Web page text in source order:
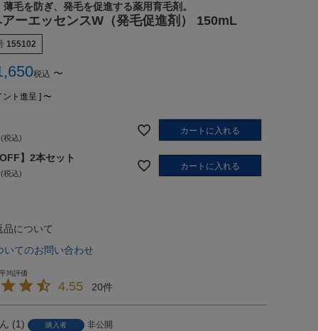
薄毛を防ぎ、発毛を促進する薬用育毛剤。
ーエッセンスW（発毛促進剤） 150mL
155102
税込 〜
ント進呈 ] 〜
税込
カートに入れる
】2本セット
税込
カートに入れる
品について
いてのお問い合わせ
4.55 20
1 購入者
非公開